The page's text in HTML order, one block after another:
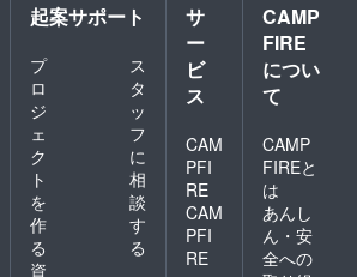
起案サポート
プ
ロ
ジ
ェ
ク
ト
を
作
る
ス
タ
ッ
フ
に
相
談
す
る
資
サ
ー
ビ
ス
CAM
PFI
RE
CAM
PFI
RE
CAMP
FIRE
につい
て
CAMP
FIREと
は
あんし
ん・安
全への